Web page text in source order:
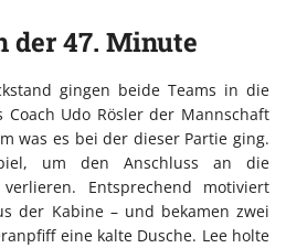
der 47. Minute
gingen beide Teams in die
Coach Udo Rösler der Mannschaft
was es bei der dieser Partie ging.
um den Anschluss an die
Entsprechend motiviert
der Kabine – und bekamen zwei
eine kalte Dusche. Lee holte